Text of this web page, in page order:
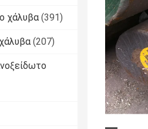
χάλυβα (391)
(207)